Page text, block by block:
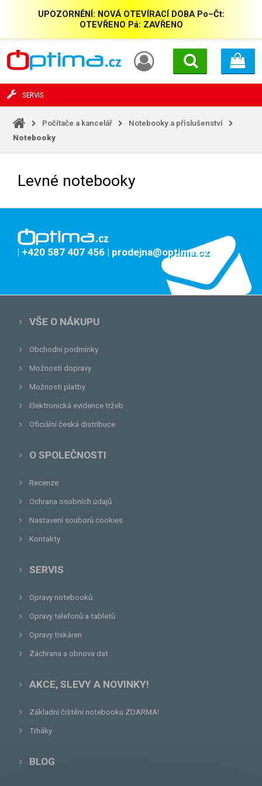
UPOZORNĚNÍ: NOVÁ OTEVÍRACÍ DOBA Po–Čt:
OTEVŘENO Pá: ZAVŘENO
SERVIS
Počítače a kancelář
Notebooky a příslušenství
Notebooky
Levné notebooky
| +420 587 407 456 | prodejna@optima.cz
VŠE O NÁKUPU
Obchodní podmínky
Možnosti dopravy
Možnosti platby
Elektronická evidence tržeb
Oficiální česká distribuce
O SPOLEČNOSTI
Recenze
Ochrana osobních údajů
Nastavení souborů cookies
Kontakty
SERVIS
Opravy notebooků
Opravy telefonů a tabletů
Opravy tiskáren
Záchrana a obnova dat
AKCE, SLEVY A NOVINKY!
Základní čištění notebooku ZDARMA!
Trháky
BLOG